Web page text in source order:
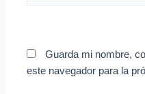
Guarda mi nombre,
este navegador para la